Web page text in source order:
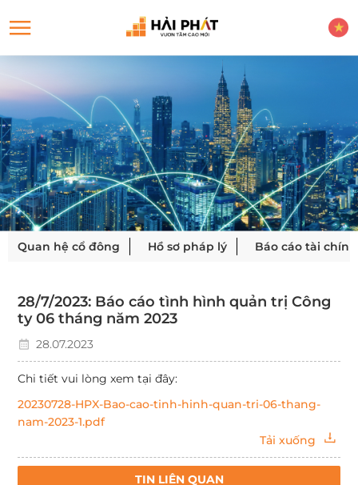
Quan hệ cổ đông Hồ sơ pháp lý Báo cáo tài chính
28/7/2023: Báo cáo tình hình quản trị Công
ty 06 tháng năm 2023
28.07.2023
Chi tiết vui lòng xem tại đây:
20230728-HPX-Bao-cao-tinh-hinh-quan-tri-06-thang-
nam-2023-1.pdf
Tải xuống
TIN LIÊN QUAN